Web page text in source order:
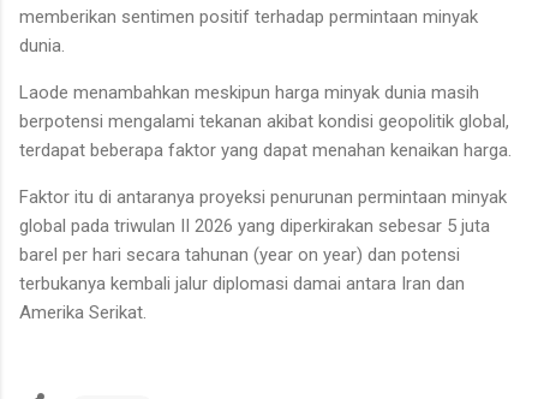
memberikan sentimen positif terhadap permintaan minyak
dunia.
Laode menambahkan meskipun harga minyak dunia masih
berpotensi mengalami tekanan akibat kondisi geopolitik global,
terdapat beberapa faktor yang dapat menahan kenaikan harga.
Faktor itu di antaranya proyeksi penurunan permintaan minyak
global pada triwulan II 2026 yang diperkirakan sebesar 5 juta
barel per hari secara tahunan (year on year) dan potensi
terbukanya kembali jalur diplomasi damai antara Iran dan
Amerika Serikat.